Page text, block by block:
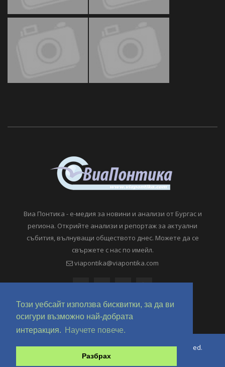
Този уебсайт използва бисквитки, за да ви
осигури възможно най-добрата
интеракция.
Научете повече.
Разбрах
Виа Понтика - е-медия за новини и анализи от Бургас и
региона. Открийте анализи и репортаж за актуални
събития, вълнуващи обществото днес. Можете да се
свържете с нас по имейл.
viapontika@viapontika.com
Copyright © 2018-2024 ViaPontika.com. All Rights Reserved.
Development @ OverHertz Ltd